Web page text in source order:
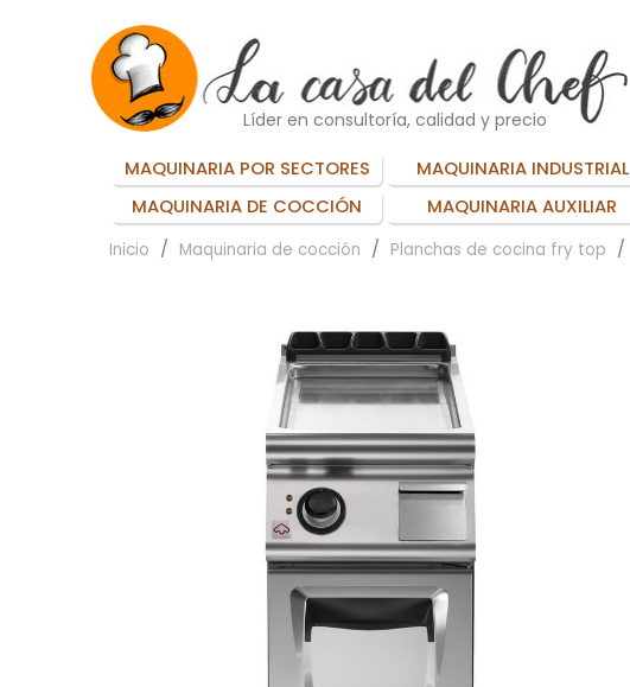
Líder en consultoría, calidad y precio
MAQUINARIA POR SECTORES MAQUINARIA INDUSTRIAL
MAQUINARIA DE COCCIÓN
MAQUINARIA AUXILIAR
Inicio Maquinaria de cocción Planchas de cocina fry top